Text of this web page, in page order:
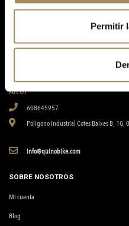
Permitir
Tu tienda online de ciclismo, biciletas,
965380672
Avinguda de la Llibertat, 20, 03610,
Alcoi
608645957
Poligono Industrial Cotes Baixes B,
info@quinobike.com
SOBRE NOSOTROS
Mi cuenta
Blog